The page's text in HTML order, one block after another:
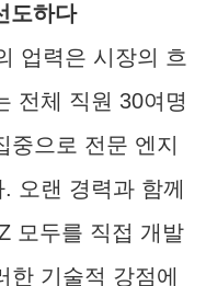
도하다
업력은 시장의 흐
전체 직원 30여명
중으로 전문 엔지
오랜 경력과 함께
모두를 직접 개발
기술적 강점에